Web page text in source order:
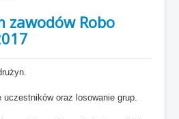
zawodów Robo
oraz losowanie grup.